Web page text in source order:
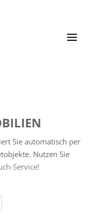
Sie automatisch per
Nutzen Sie
Service!